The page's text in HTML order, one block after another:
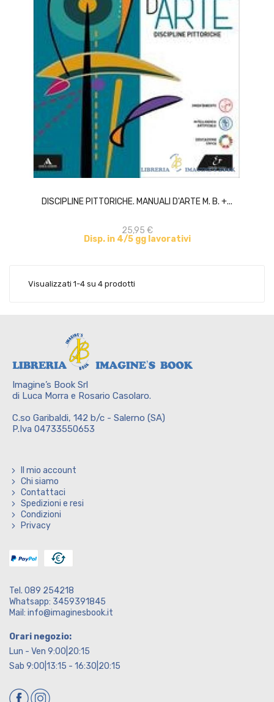
DISCIPLINE PITTORICHE. MANUALI D'ARTE M. B. +...
25,95 €
Disp. in 4/5 gg lavorativi
ACQUISTA
Visualizzati 1-4 su 4 prodotti
Imagine’s Book Srl
di Luca Morra e Rosario Casolaro.
C.so Garibaldi, 142 b/c - Salerno (SA)
P.Iva 04733550653
Il mio account
Chi siamo
Contattaci
Spedizioni e resi
Condizioni
Privacy
Tel. 089 254218
Whatsapp: 3459391845
Mail: info@imaginesbook.it
Orari negozio:
Lun - Ven 9:00|20:15
Sab 9:00|13:15 - 16:30|20:15